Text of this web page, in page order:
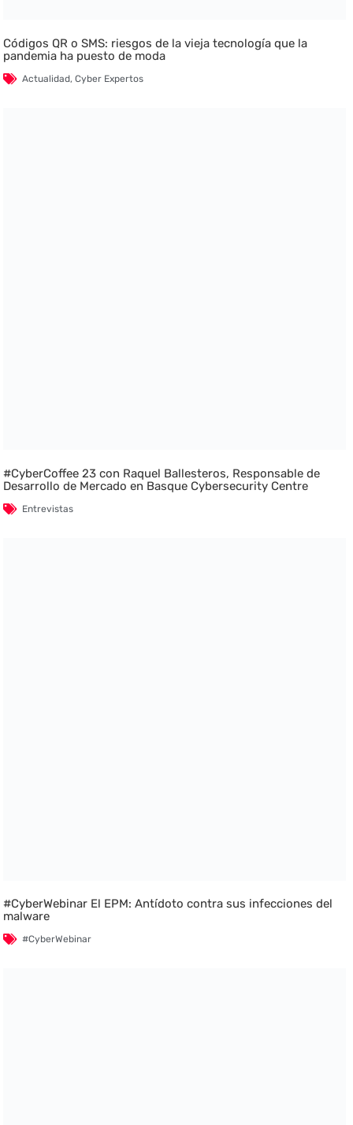
Códigos QR o SMS: riesgos de la vieja tecnología que la
pandemia ha puesto de moda
Actualidad,Cyber Expertos
#CyberCoffee 23 con Raquel Ballesteros, Responsable de
Desarrollo de Mercado en Basque Cybersecurity Centre
Entrevistas
#CyberWebinar El EPM: Antídoto contra sus infecciones del
malware
#CyberWebinar